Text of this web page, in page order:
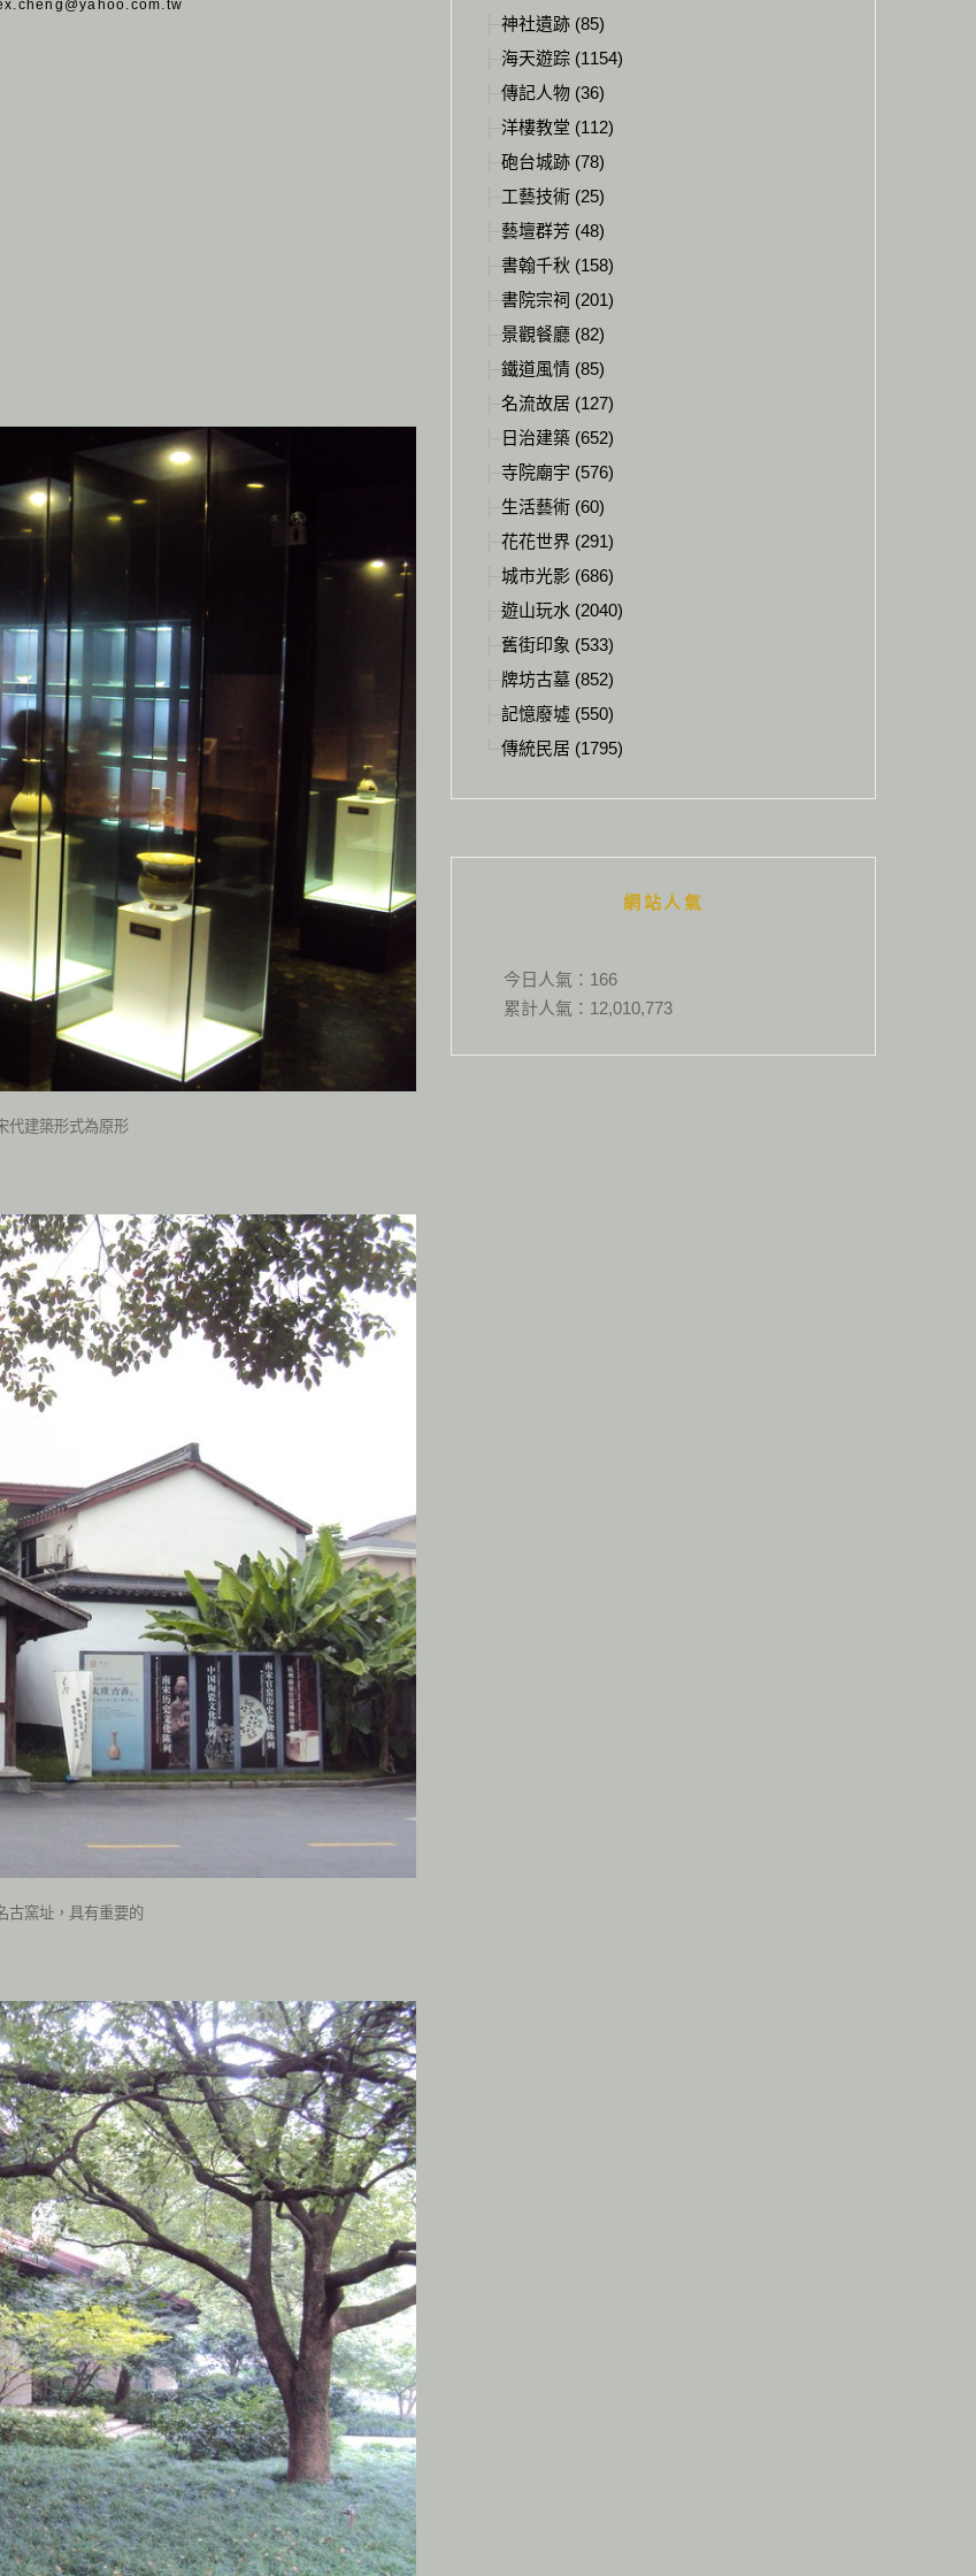
代建築形式為原形
古窯址，具有重要的
神社遺跡 (85)
海天遊踪 (1154)
傳記人物 (36)
洋樓教堂 (112)
砲台城跡 (78)
工藝技術 (25)
藝壇群芳 (48)
書翰千秋 (158)
書院宗祠 (201)
景觀餐廳 (82)
鐵道風情 (85)
名流故居 (127)
日治建築 (652)
寺院廟宇 (576)
生活藝術 (60)
花花世界 (291)
城市光影 (686)
遊山玩水 (2040)
舊街印象 (533)
牌坊古墓 (852)
記憶廢墟 (550)
傳統民居 (1795)
網站人氣
今日人氣： 166
累計人氣： 12,010,773